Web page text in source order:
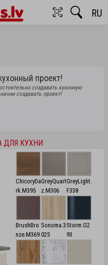
RU
проект!
создавать кухонную
создавать проект!
ДЛЯ КУХНИ
ChicoryDa
rk.M395
GreyQuart
z.M306
GreyLight.
F338
BrushBro
nze.M369
Sonoma.3
025
Storm.G2
93